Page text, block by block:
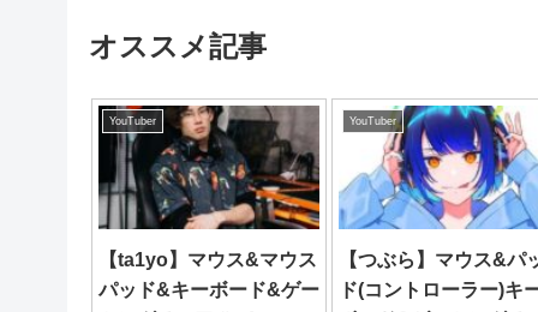
オススメ記事
YouTuber
【ta1yo】マウス&マウス
パッド&キーボード&ゲー
YouTuber
【つぶら】マウス&パ
ド(コントローラー)キ